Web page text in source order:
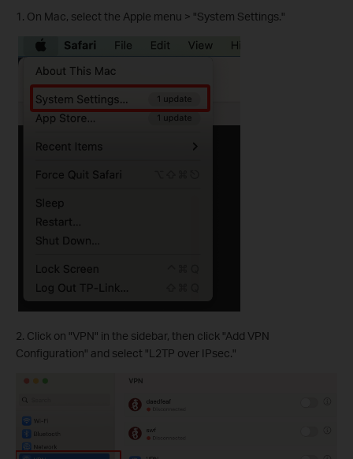
1. On Mac, select the Apple menu > "System Settings."
2. Click on "VPN" in the sidebar, then click "Add VPN
Configuration" and select "L2TP over IPsec."